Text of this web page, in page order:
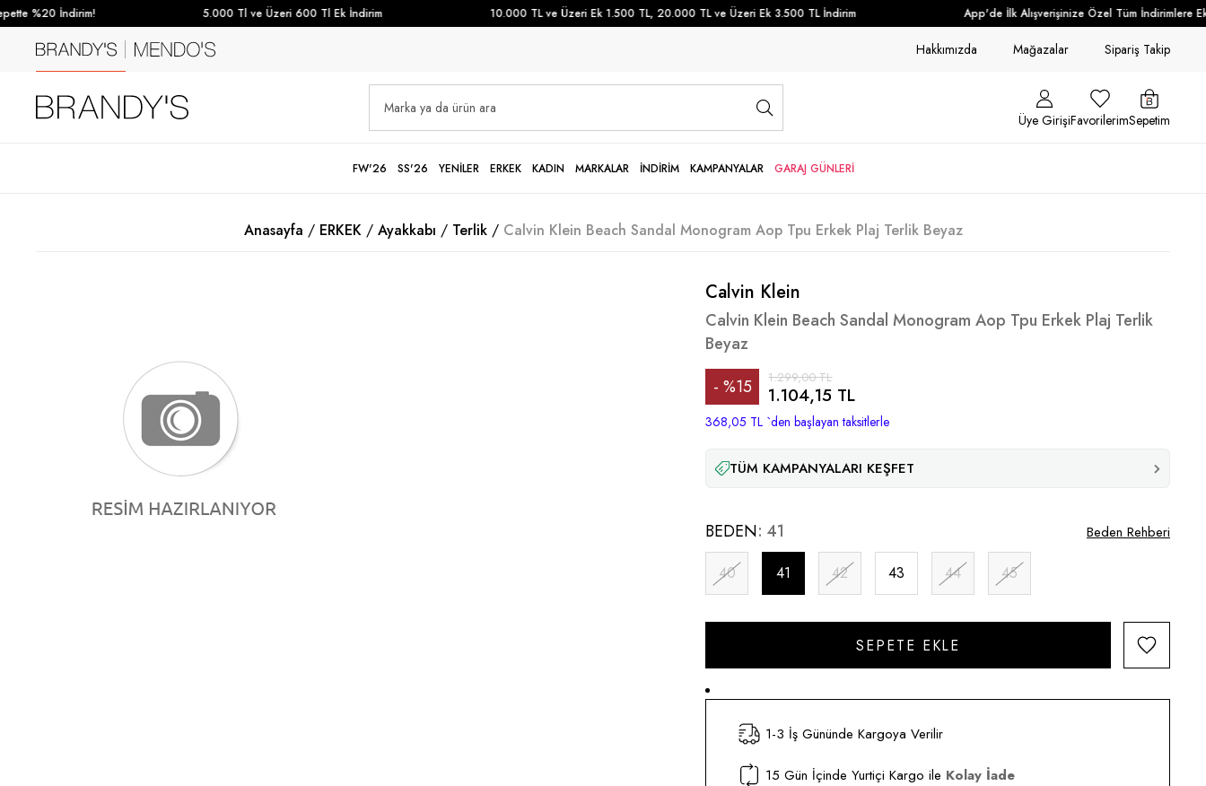
%20 İndirim! 5.000 Tl ve Üzeri 600 Tl Ek İndirim 10.000 TL ve Üzeri Ek 1.500 TL, 20.000 TL ve Üzeri Ek 3.500 TL İndirim App'de İlk Alışverişinize Özel Tüm İndirimlere Ek
Hakkımızda Mağazalar Sipariş Takip
Üye GirişiFavorilerimSepetim
FW'26 SS'26 YENİLER ERKEK KADIN MARKALAR İNDİRİM KAMPANYALAR GARAJ GÜNLERİ
Anasayfa ERKEK Ayakkabı Terlik Calvin Klein Beach Sandal Monogram Aop Tpu Erkek Plaj Terlik Beyaz
Calvin Klein
Calvin Klein Beach Sandal Monogram Aop Tpu Erkek Plaj Terlik
Beyaz
%15
İndirim
1.299,00 TL
1.104,15 TL
368,05 TL `den başlayan taksitlerle
TÜM KAMPANYALARI KEŞFET
BEDEN 41
40 41 42 43 44 45
Beden Rehberi
1-3 İş Gününde Kargoya Verilir
15 Gün İçinde Yurtiçi Kargo ile Kolay İade